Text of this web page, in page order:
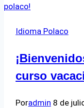
la
de
la
📚
Idioma Polaco
curso
Poradmin 8 de